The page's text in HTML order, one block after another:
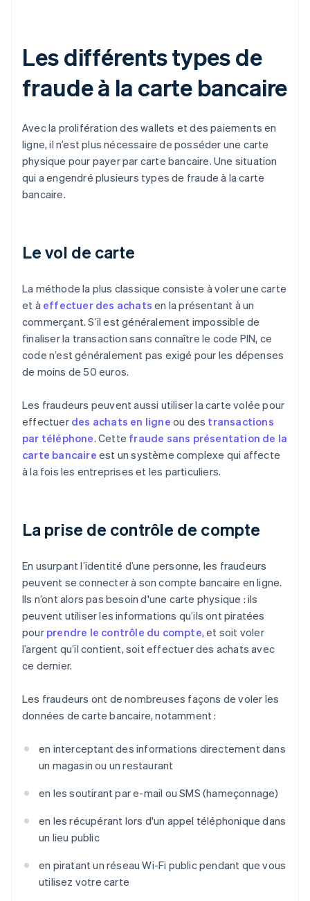
Les différents types de
fraude à la carte bancaire
Avec la prolifération des wallets et des paiements en
ligne, il n’est plus nécessaire de posséder une carte
physique pour payer par carte bancaire. Une situation
qui a engendré plusieurs types de fraude à la carte
bancaire.
Le vol de carte
La méthode la plus classique consiste à voler une carte
et à effectuer des achats en la présentant à un
commerçant. S’il est généralement impossible de
finaliser la transaction sans connaître le code PIN, ce
code n’est généralement pas exigé pour les dépenses
de moins de 50 euros.
Les fraudeurs peuvent aussi utiliser la carte volée pour
effectuer des achats en ligne ou des transactions
par téléphone. Cette fraude sans présentation de la
carte bancaire est un système complexe qui affecte
à la fois les entreprises et les particuliers.
La prise de contrôle de compte
En usurpant l’identité d’une personne, les fraudeurs
peuvent se connecter à son compte bancaire en ligne.
Ils n’ont alors pas besoin d'une carte physique : ils
peuvent utiliser les informations qu’ils ont piratées
pour prendre le contrôle du compte, et soit voler
l’argent qu’il contient, soit effectuer des achats avec
ce dernier.
Les fraudeurs ont de nombreuses façons de voler les
données de carte bancaire, notamment :
en interceptant des informations directement dans
un magasin ou un restaurant
en les soutirant par e-mail ou SMS (hameçonnage)
en les récupérant lors d'un appel téléphonique dans
un lieu public
en piratant un réseau Wi-Fi public pendant que vous
utilisez votre carte